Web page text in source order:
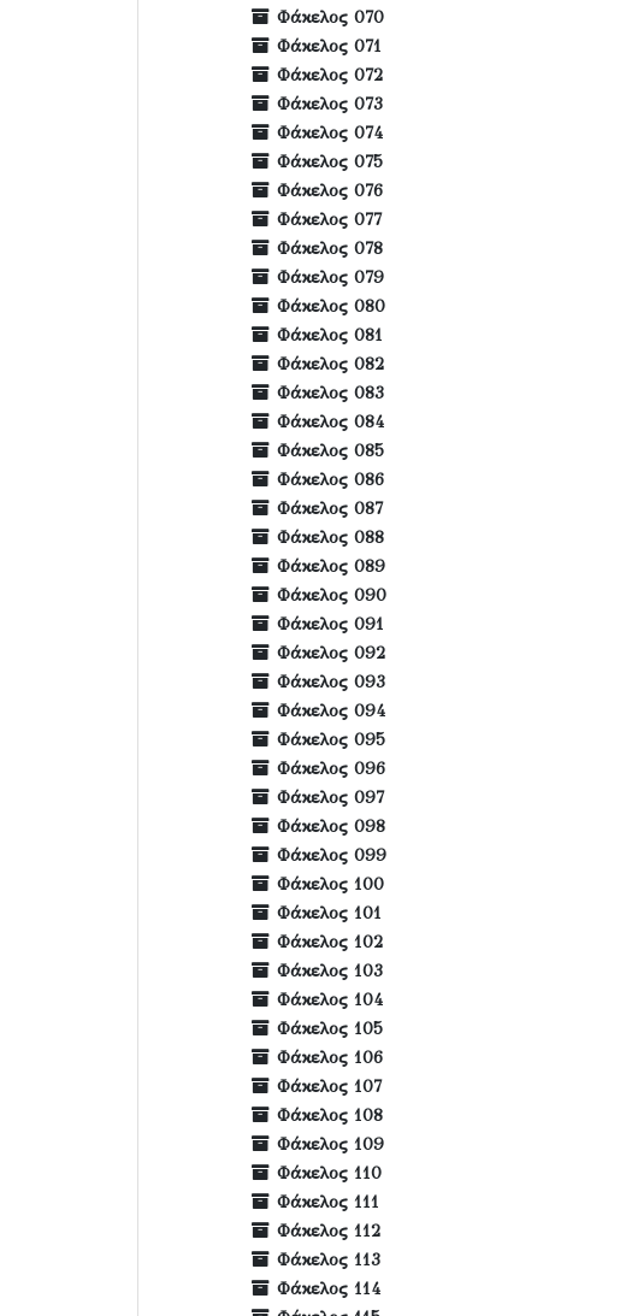
Φάκελος 070
Φάκελος 071
Φάκελος 072
Φάκελος 073
Φάκελος 074
Φάκελος 075
Φάκελος 076
Φάκελος 077
Φάκελος 078
Φάκελος 079
Φάκελος 080
Φάκελος 081
Φάκελος 082
Φάκελος 083
Φάκελος 084
Φάκελος 085
Φάκελος 086
Φάκελος 087
Φάκελος 088
Φάκελος 089
Φάκελος 090
Φάκελος 091
Φάκελος 092
Φάκελος 093
Φάκελος 094
Φάκελος 095
Φάκελος 096
Φάκελος 097
Φάκελος 098
Φάκελος 099
Φάκελος 100
Φάκελος 101
Φάκελος 102
Φάκελος 103
Φάκελος 104
Φάκελος 105
Φάκελος 106
Φάκελος 107
Φάκελος 108
Φάκελος 109
Φάκελος 110
Φάκελος 111
Φάκελος 112
Φάκελος 113
Φάκελος 114